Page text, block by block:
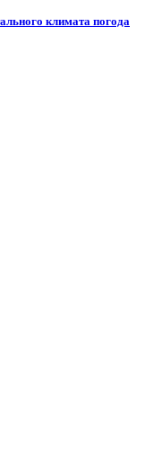
климата погода